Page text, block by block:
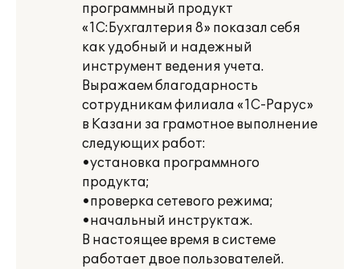
программный продукт
«1С:Бухгалтерия 8» показал себя
как удобный и надежный
инструмент ведения учета.
Выражаем благодарность
сотрудникам филиала «1С-Рарус»
в Казани за грамотное выполнение
следующих работ:
•установка программного
продукта;
•проверка сетевого режима;
•начальный инструктаж.
В настоящее время в системе
работает двое пользователей.